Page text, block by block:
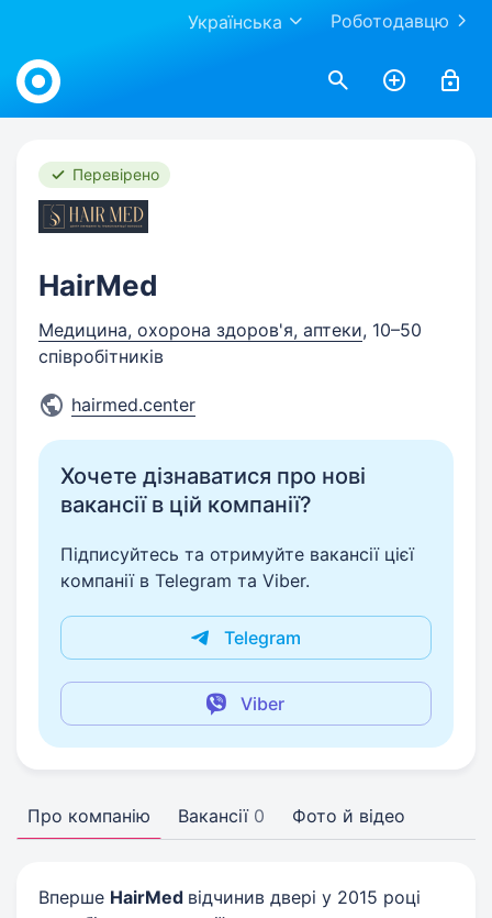
Роботодавцю
Українська
Work.ua
Перевірено
HairMed
Медицина, охорона здоров'я, аптеки, 10–50
співробітників
hairmed.center
Хочете дізнаватися про нові
вакансії в цій компанії?
Підписуйтесь та отримуйте вакансії цієї
компанії в Telegram та Viber.
Telegram
Viber
Про компанію Вакансії 0 Фото й відео
Вперше HairMed відчинив двері у 2015 році